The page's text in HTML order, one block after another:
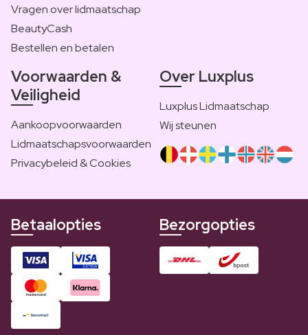
Vragen over lidmaatschap
BeautyCash
Bestellen en betalen
Voorwaarden &
Veiligheid
Aankoopvoorwaarden
Lidmaatschapsvoorwaarden
Privacybeleid & Cookies
Over Luxplus
Luxplus Lidmaatschap
Wij steunen
Betaalopties Bezorgopties